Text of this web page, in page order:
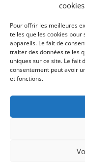
cookies
Pour offrir les meilleures
telles que les cookies
appareils. Le fait de
traiter des données telles
uniques sur ce site. Le fait
consentement peut avoir
et fonctions.
Mille et une
des produits de
loulous et de la